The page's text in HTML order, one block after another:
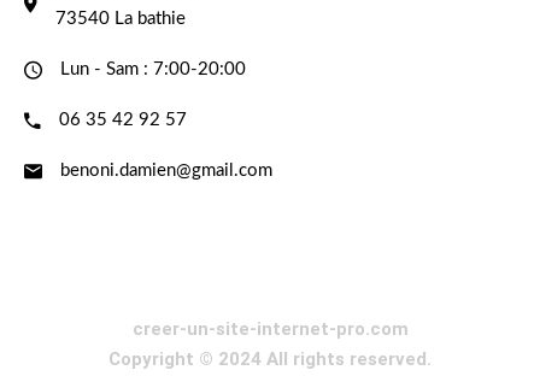
73540 La bathie
Lun - Sam : 7:00-20:00
06 35 42 92 57
benoni.damien@gmail.com
creer-un-site-internet-pro.com
Copyright © 2024 All rights reserved.